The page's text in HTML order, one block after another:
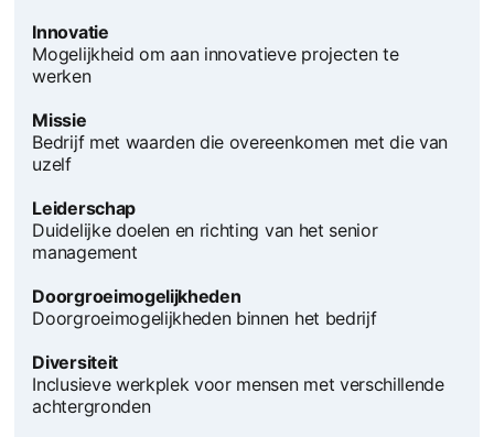
Innovatie
Mogelijkheid om aan innovatieve projecten te
werken
Missie
Bedrijf met waarden die overeenkomen met die van
uzelf
Leiderschap
Duidelijke doelen en richting van het senior
management
Doorgroeimogelijkheden
Doorgroeimogelijkheden binnen het bedrijf
Diversiteit
Inclusieve werkplek voor mensen met verschillende
achtergronden